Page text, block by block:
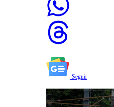
Seguir